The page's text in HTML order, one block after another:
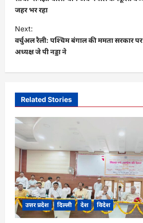
s
t
n
a
v
g
a
t
i
o
n
जहर भर रहा
Next:
वर्चुअल रैली: पश्चिम बंगाल की ममता सरकार
अध्यक्ष जे पी नड्डा ने
Related Stories
उत्तर प्रदेश दिल्ली देश विदेश